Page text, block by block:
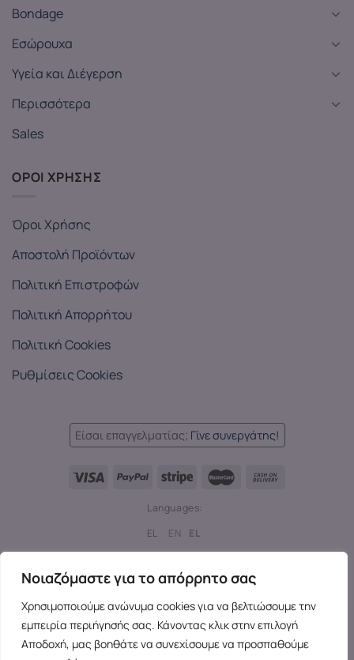
Νοιαζόμαστε για το απόρρητο σας
Χρησιμοποιούμε ανώνυμα cookies για να βελτιώσουμε την
εμπειρία περιήγησής σας. Κάνοντας κλικ στην επιλογή
Αποδοχή, μας βοηθάτε να συνεχίσουμε να προσπαθούμε
Bondage
Εσώρουχα
Υγεία και Διέγερση
Περισσότερα
Sales
ΟΡΟΙ ΧΡΗΣΗΣ
Όροι Χρήσης
Αποστολή Προϊόντων
Πολιτική Επιστροφών
Πολιτική Απορρήτου
Πολιτική Cookies
Ρυθμίσεις Cookies
Είσαι επαγγελματίας; Γίνε συνεργάτης!
Languages:
EL
EN EL
Copyright 2026 ©
- Adult toys and merchandise | All
rights reserved.